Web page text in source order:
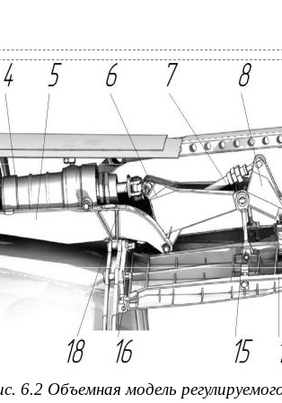
6.2 Объемная модель